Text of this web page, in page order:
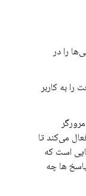
را در
به کاربر
می‌کند تا
است که
ها چه